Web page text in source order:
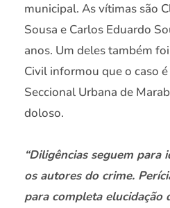
municipal. As vítimas são
Sousa e Carlos Eduardo
anos. Um deles também
Civil informou que o caso
Seccional Urbana de
doloso.
“Diligências seguem para
os autores do crime.
para completa elucidação